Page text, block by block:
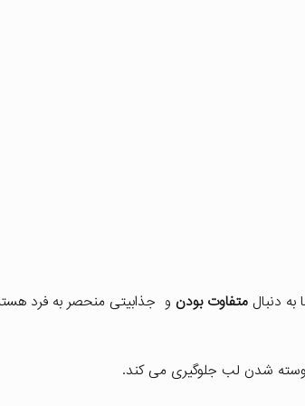
دنبال متفاوت بودن و جذابیتی منحصر به فرد
شدن لب جلوگیری می کند.